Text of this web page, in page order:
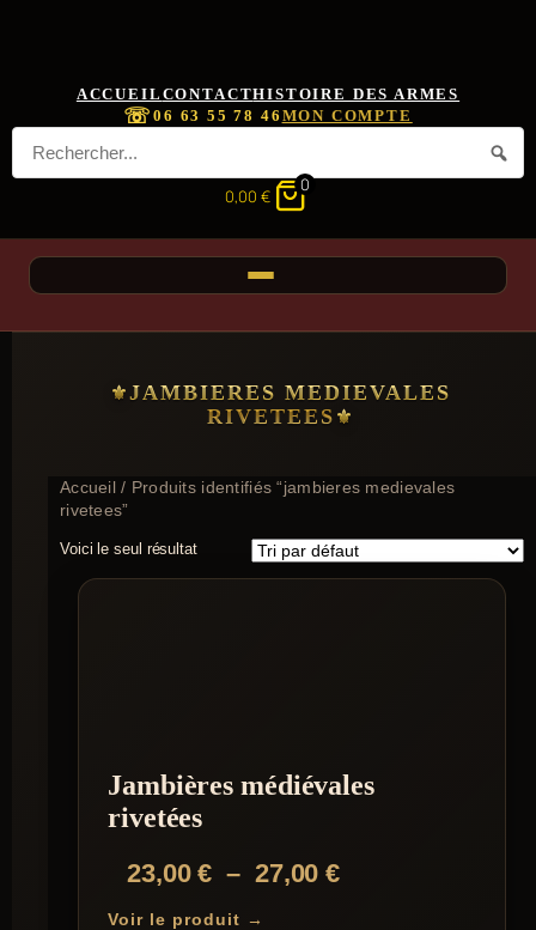
ACCUEIL CONTACTHISTOIRE DES ARMES
☏06 63 55 78 46 MON COMPTE
0,00 €
0
JAMBIERES MEDIEVALES
RIVETEES
Accueil/ Produits identifiés “jambieres medievales
rivetees”
Voici le seul résultat
Jambières médiévales
rivetées
23,00€ – 27,00€Plage
Voir le produit →